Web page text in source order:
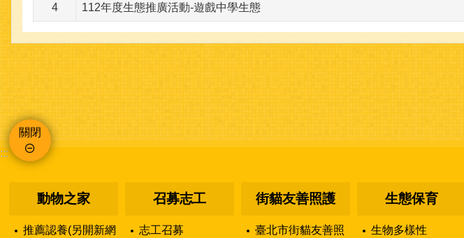
4 112年度生態推廣活動-遊戲中學生態
關閉
:::
動物之家
推薦認養(另開新網
召募志工
志工召募
街貓友善照護
臺北市街貓友善照
生態保育
生物多樣性